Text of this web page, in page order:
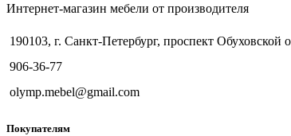
Интернет-магазин мебели от производителя
190103, г. Санкт-Петербург, проспект Обуховской
906-36-77
olymp.mebel@gmail.com
Покупателям